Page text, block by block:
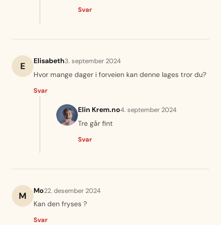
Svar
E Elisabeth3. september 2024
Hvor mange dager i forveien kan denne lages tror du?
Svar
Elin Krem.no4. september 2024
Tre går fint
Svar
M Mo22. desember 2024
Kan den fryses ?
Svar